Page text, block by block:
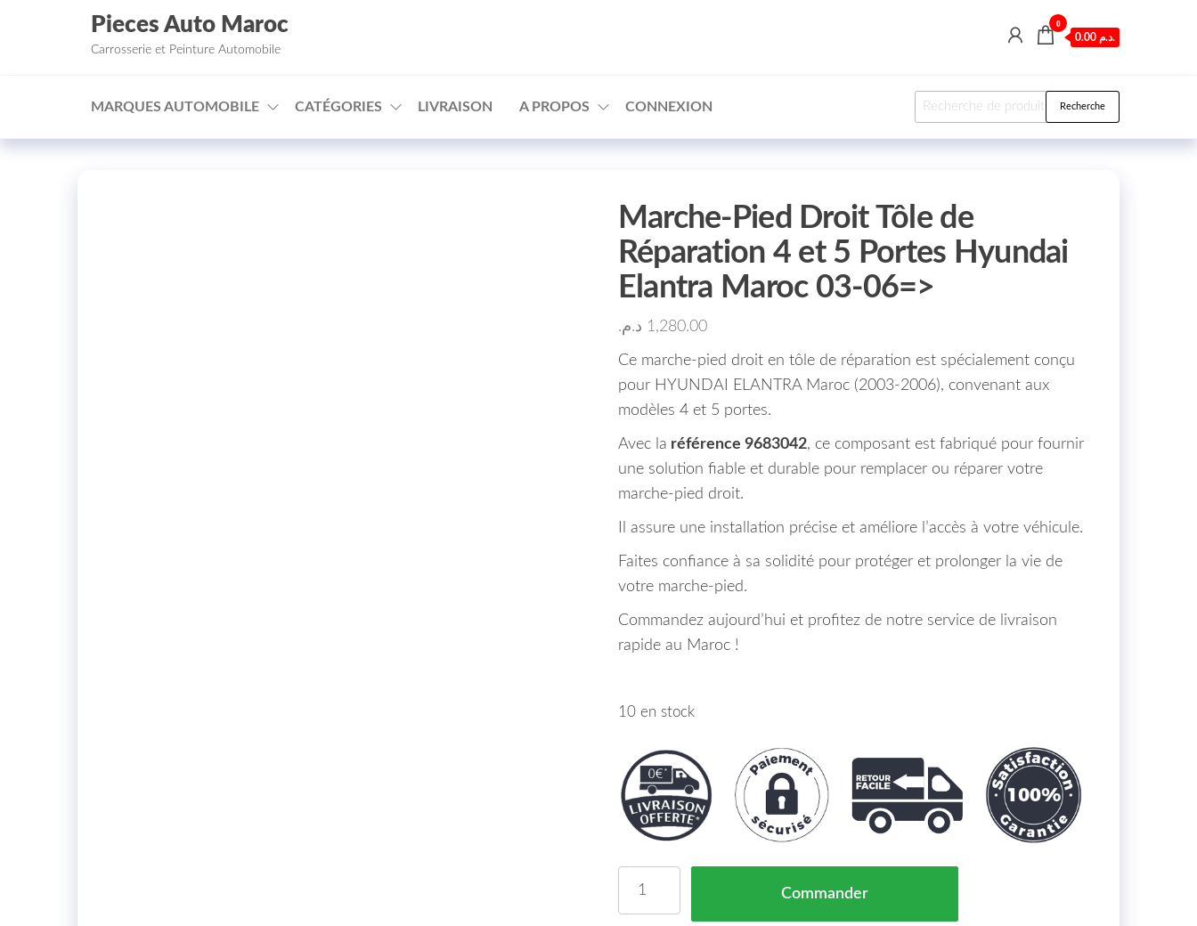
□
Aller au contenu
Pieces Auto Maroc
Carrosserie et Peinture Automobile
0
0.00 د.م.
MARQUES AUTOMOBILE CATÉGORIES LIVRAISON A PROPOS CONNEXION Recherche pour : Recherche
Marche-Pied Droit Tôle de
Réparation 4 et 5 Portes Hyundai
Elantra Maroc 03-06=>
1,280.00 د.م.
Ce marche-pied droit en tôle de réparation est spécialement conçu
pour HYUNDAI ELANTRA Maroc (2003-2006), convenant aux
modèles 4 et 5 portes.
Avec la référence 9683042, ce composant est fabriqué pour fournir
une solution fiable et durable pour remplacer ou réparer votre
marche-pied droit.
Il assure une installation précise et améliore l’accès à votre véhicule.
Faites confiance à sa solidité pour protéger et prolonger la vie de
votre marche-pied.
Commandez aujourd’hui et profitez de notre service de livraison
rapide au Maroc !
10 en stock
Commander